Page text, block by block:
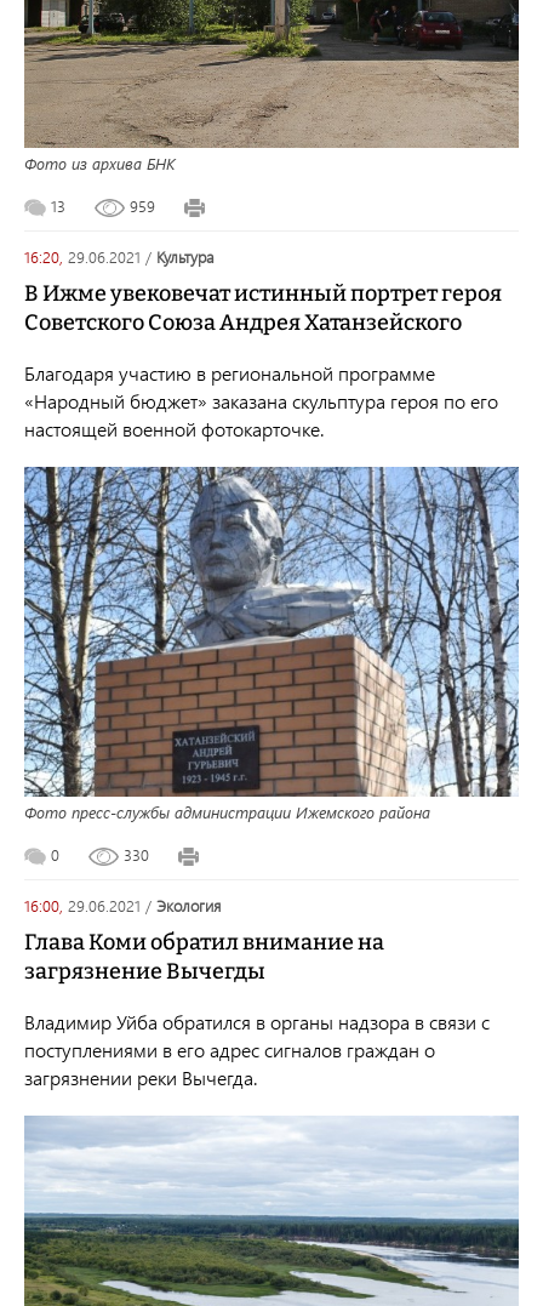
Фото из архива БНК
13 959
16:20, 29.06.2021 / культура
В Ижме увековечат истинный портрет героя
Советского Союза Андрея Хатанзейского
Благодаря участию в региональной программе
«Народный бюджет» заказана скульптура героя по его
настоящей военной фотокарточке.
Фото пресс-службы администрации Ижемского района
0 330
16:00, 29.06.2021 / экология
Глава Коми обратил внимание на
загрязнение Вычегды
Владимир Уйба обратился в органы надзора в связи с
поступлениями в его адрес сигналов граждан о
загрязнении реки Вычегда.